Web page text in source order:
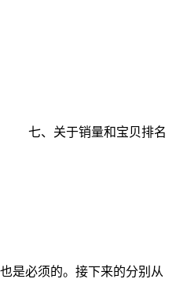
七、关于销量和宝贝排名
是必须的。接下来的分别从